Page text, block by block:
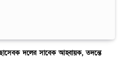
দলের সাবেক আহ্বায়ক, তদন্তে